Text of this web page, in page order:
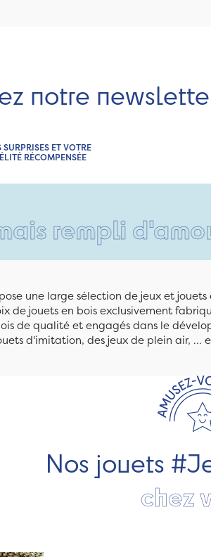
notre
SURPRISES ET VOTRE
RÉCOMPENSÉE
d'amour •
une large sélection de jeux et
de jouets en bois exclusivement
de qualité et engagés dans le
d'imitation, des jeux de plein air, ...
Nos jouets
chez